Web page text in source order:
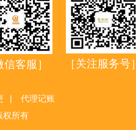
［关注服务号］
信客服］
|
代理记账
权所有